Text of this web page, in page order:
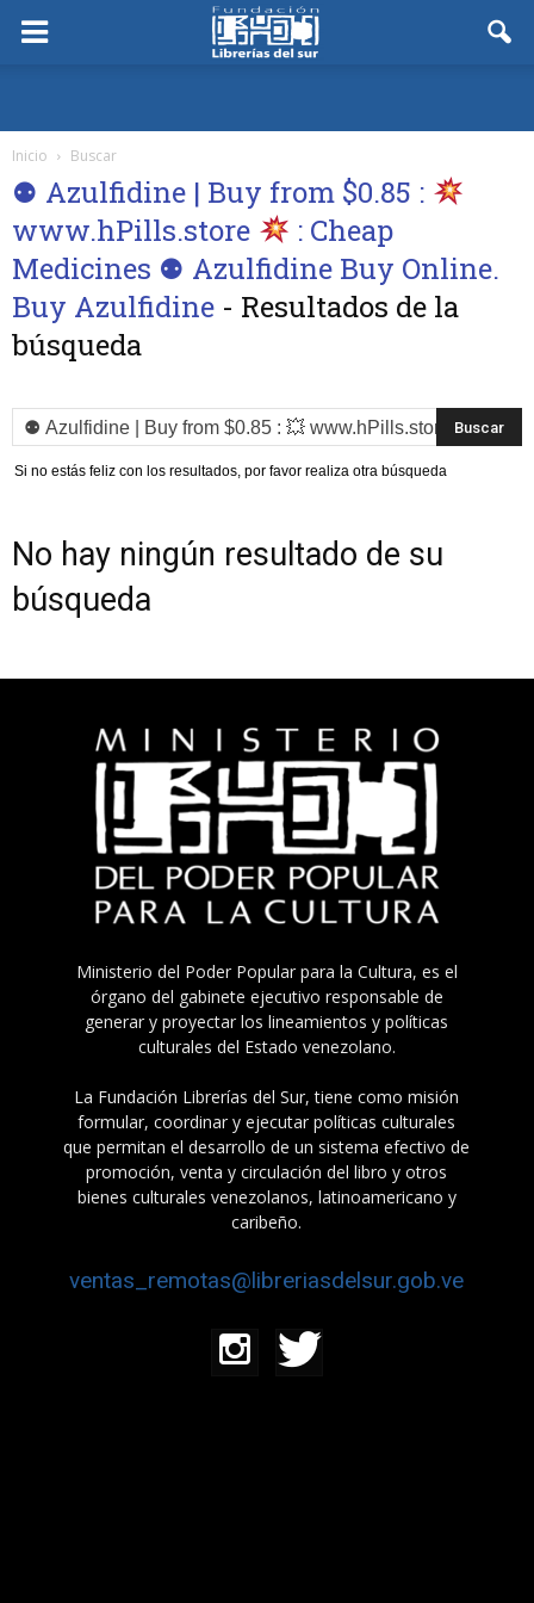
Inicio Buscar
⚉ Azulfidine | Buy from $0.85 :
www.hPills.store
: Cheap
Medicines ⚉ Azulfidine Buy Online.
Buy Azulfidine - Resultados de la
búsqueda
Si no estás feliz con los resultados, por favor realiza otra búsqueda
No hay ningún resultado de su
búsqueda
Ministerio del Poder Popular para la Cultura, es el
órgano del gabinete ejecutivo responsable de
generar y proyectar los lineamientos y políticas
culturales del Estado venezolano.
La Fundación Librerías del Sur, tiene como misión
formular, coordinar y ejecutar políticas culturales
que permitan el desarrollo de un sistema efectivo de
promoción, venta y circulación del libro y otros
bienes culturales venezolanos, latinoamericano y
caribeño.
ventas_remotas@libreriasdelsur.gob.ve